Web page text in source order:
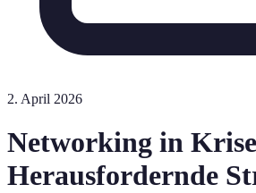
2. April 2026
Networking in
Herausfordernde